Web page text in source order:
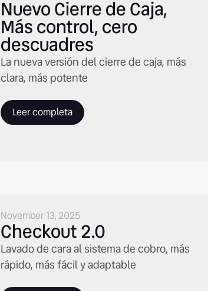
Nuevo Cierre de Caja,
Más control, cero
descuadres
La nueva versión del cierre de caja, más
clara, más potente
Leer completa
November 13, 2025
Checkout 2.0
Lavado de cara al sistema de cobro, más
rápido, más fácil y adaptable